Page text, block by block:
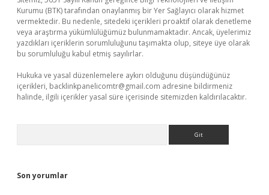
Kurumu (BTK) tarafından onaylanmış bir Yer Sağlayıcı olarak hizmet
vermektedir. Bu nedenle, sitedeki içerikleri proaktif olarak denetleme
veya araştırma yükümlülüğümüz bulunmamaktadır. Ancak, üyelerimiz
yazdıkları içeriklerin sorumluluğunu taşımakta olup, siteye üye olarak
bu sorumluluğu kabul etmiş sayılırlar.
Hukuka ve yasal düzenlemelere aykırı olduğunu düşündüğünüz
içerikleri, backlinkpanelicomtr@gmail.com adresine bildirmeniz
halinde, ilgili içerikler yasal süre içerisinde sitemizden kaldırılacaktır.
Son yorumlar